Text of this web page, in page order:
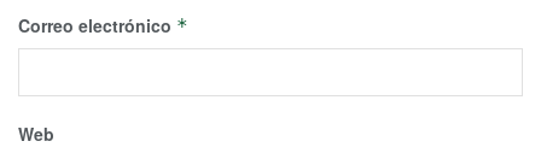
Correo electrónico *
Web